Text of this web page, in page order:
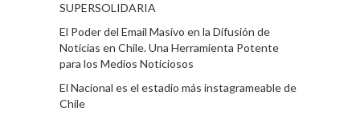
SUPERSOLIDARIA
El Poder del Email Masivo en la Difusión de
Noticias en Chile. Una Herramienta Potente
para los Medios Noticiosos
El Nacional es el estadio más instagrameable de
Chile